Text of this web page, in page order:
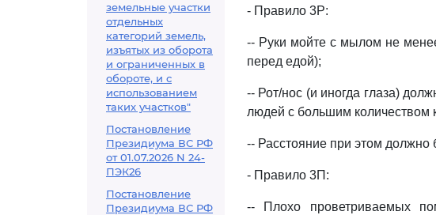
земельные участки
отдельных
категорий земель,
изъятых из оборота
и ограниченных в
обороте, и с
использованием
таких участков"
Постановление
Президиума ВС РФ
от 01.07.2026 N 24-
ПЭК26
Постановление
Президиума ВС РФ
- Правило 3Р:
-- Руки мойте с мылом не
перед едой);
-- Рот/нос (и иногда глаза)
людей с большим
-- Расстояние при этом должно
- Правило 3П:
-- Плохо проветриваемых